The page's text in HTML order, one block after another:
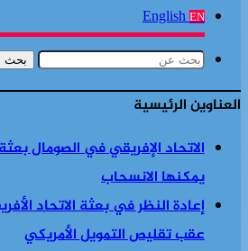
English EN
بحث
العناوين الرئيسية
الاتحاد الإفريقي في الصومال
يمكنها الانسحاب
إعادة النظر في بعثة الاتحاد
عقب تقليص التمويل الأمريكي